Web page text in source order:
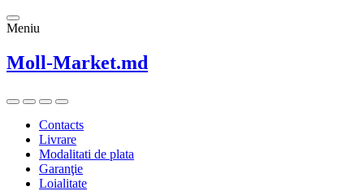
Meniu
Moll-Market.md
Contacts
Livrare
Modalitati de plata
Garanţie
Loialitate